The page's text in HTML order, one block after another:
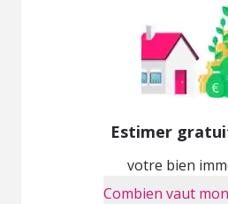
Estimer
votre bien
Combien vaut